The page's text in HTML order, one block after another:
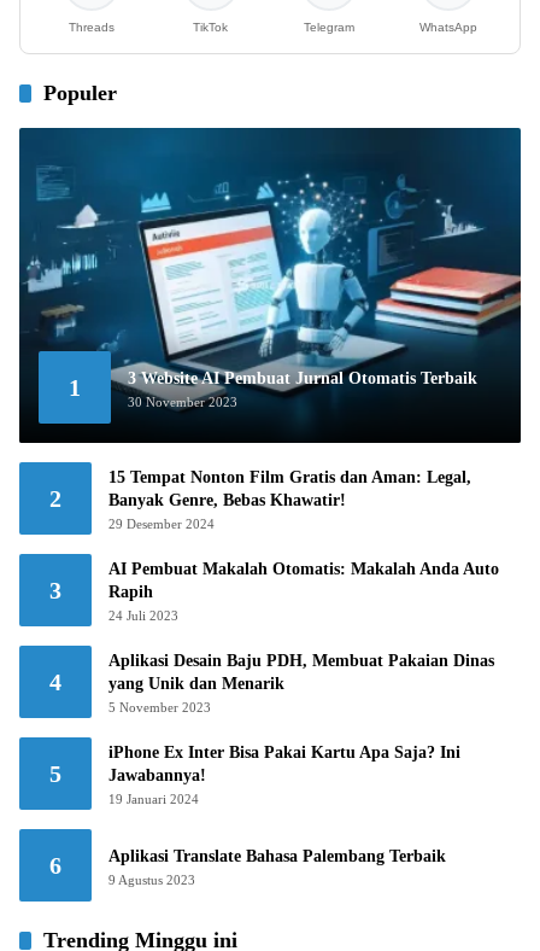
Threads TikTok Telegram WhatsApp
Populer
1 3 Website AI Pembuat Jurnal Otomatis Terbaik
30 November 2023
2
15 Tempat Nonton Film Gratis dan Aman: Legal,
Banyak Genre, Bebas Khawatir!
29 Desember 2024
3
AI Pembuat Makalah Otomatis: Makalah Anda Auto
Rapih
24 Juli 2023
4
Aplikasi Desain Baju PDH, Membuat Pakaian Dinas
yang Unik dan Menarik
5 November 2023
5
iPhone Ex Inter Bisa Pakai Kartu Apa Saja? Ini
Jawabannya!
19 Januari 2024
6 Aplikasi Translate Bahasa Palembang Terbaik
9 Agustus 2023
Trending Minggu ini